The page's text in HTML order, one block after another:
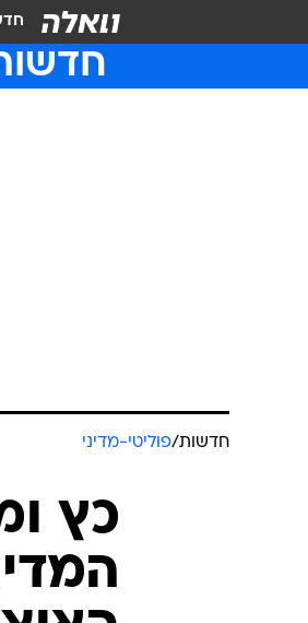
חדשות/פוליטי-מדיני
כץ